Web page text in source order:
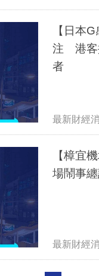
【日本
注 港客
者
最新財經
【樟宜
場鬧事
最新財經